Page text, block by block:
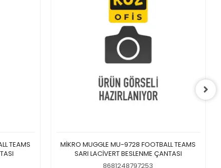
TEAMS
MİKRO MUGGLE MU-9728 FOOTBALL TEAMS
SARI LACİVERT BESLENME ÇANTASI
8681248797253